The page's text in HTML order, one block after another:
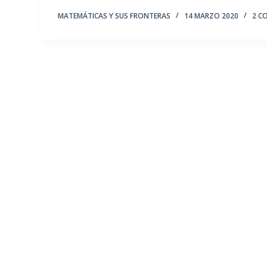
MATEMÁTICAS Y SUS FRONTERAS 14 MARZO 2020 2